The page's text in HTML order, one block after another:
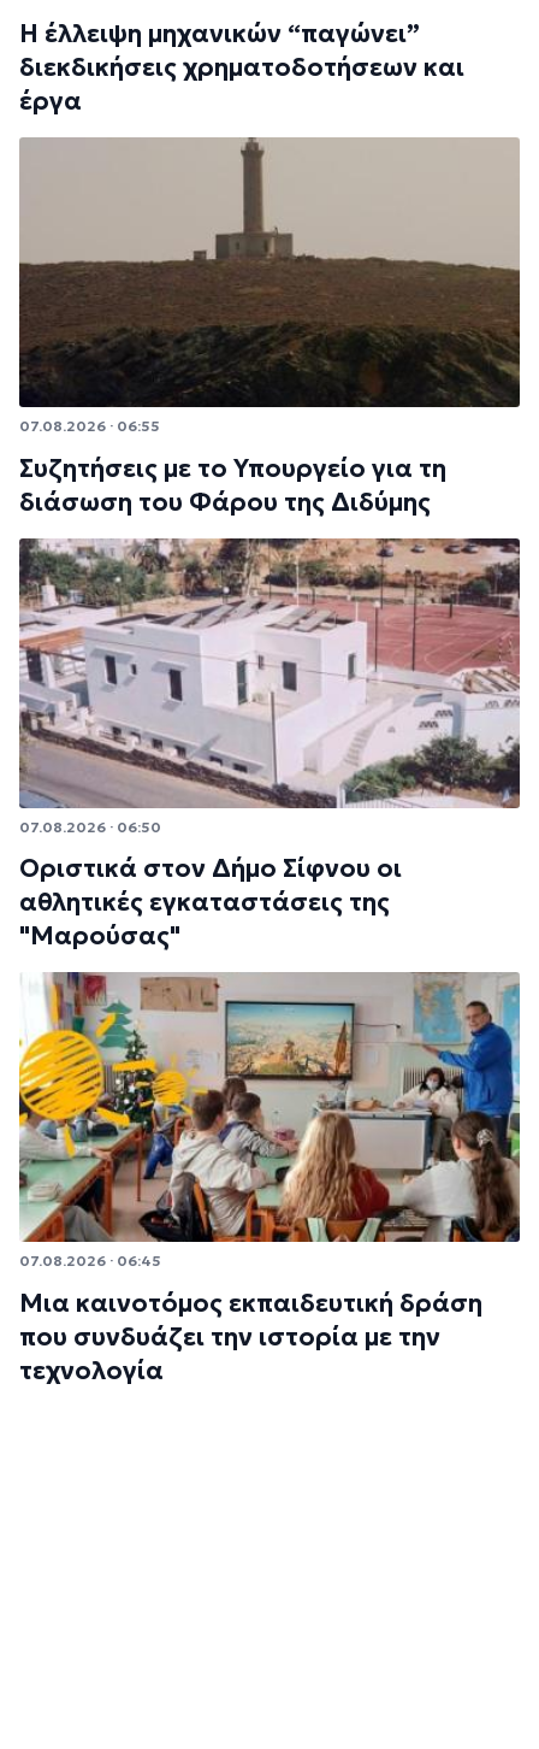
Η έλλειψη μηχανικών “παγώνει”
διεκδικήσεις χρηματοδοτήσεων και
έργα
07.08.2026 · 06:55
Συζητήσεις με το Υπουργείο για τη
διάσωση του Φάρου της Διδύμης
07.08.2026 · 06:50
Οριστικά στον Δήμο Σίφνου οι
αθλητικές εγκαταστάσεις της
"Μαρούσας"
07.08.2026 · 06:45
Μια καινοτόμος εκπαιδευτική δράση
που συνδυάζει την ιστορία με την
τεχνολογία